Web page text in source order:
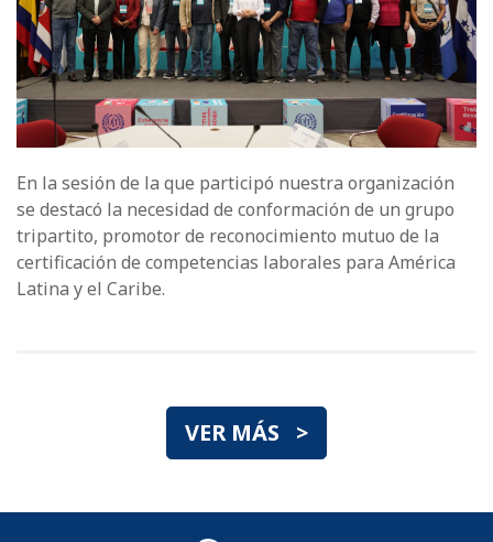
En la sesión de la que participó nuestra organización
se destacó la necesidad de conformación de un grupo
tripartito, promotor de reconocimiento mutuo de la
certificación de competencias laborales para América
Latina y el Caribe.
VER MÁS >